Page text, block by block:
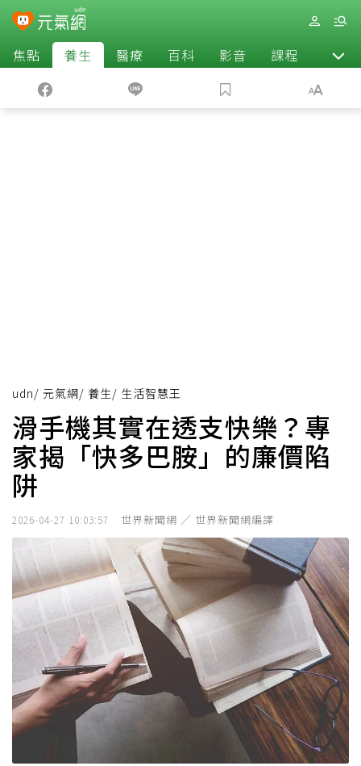
焦點 養生 醫療 百科 影音 課程 退休
udn/ 元氣網/ 養生/ 生活智慧王
滑手機其實在透支快樂？專
家揭「快多巴胺」的廉價陷
阱
2026-04-27 10:03:57 世界新聞網 ／ 世界新聞網編譯